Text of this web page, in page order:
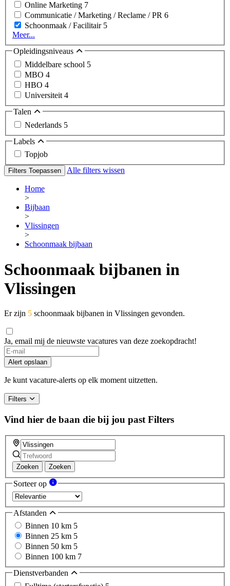
Online Marketing 7
Communicatie / Marketing / Reclame / PR 6
Schoonmaak / Facilitair 5
Meer...
Opleidingsniveaus
Middelbare school 5
MBO 4
HBO 4
Universiteit 4
Talen
Nederlands 5
Labels
Topjob
Filters Toepassen Alle filters wissen
Home
>
Bijbaan
>
Vlissingen
>
Schoonmaak bijbaan
Schoonmaak bijbanen in
Vlissingen
Er zijn 5 schoonmaak bijbanen in Vlissingen gevonden.
Ja, email mij de nieuwste vacatures van deze zoekopdracht!
If
you
are
a
ignore
this
field
Alert opslaan
Je kunt vacature-alerts op elk moment uitzetten.
Filters
Vind hier de baan die bij jou past Filters
Zoeken Zoeken
Sorteer op
Afstanden
Binnen 10 km 5
Binnen 25 km 5
Binnen 50 km 5
Binnen 100 km 7
Dienstverbanden